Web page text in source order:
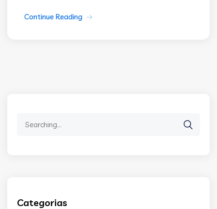
Continue Reading
Categorias